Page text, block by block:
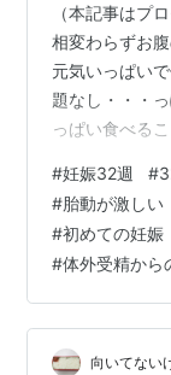
（本記事はプ
相変わらずお
元気いっぱい
題なし・・・
っぱい食べる
なあ。たんぱ
て聞かれたん
因の心当たり
と怖くはあり
・骨盤底筋を
の骨盤ベルト
#妊娠32週 #
#胎動が激しい
#初めての妊娠
#体外受精から
向いてない